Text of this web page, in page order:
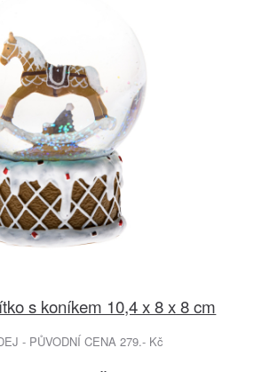
s koníkem 10,4 x 8 x 8 cm
- PŮVODNÍ CENA 279.- Kč